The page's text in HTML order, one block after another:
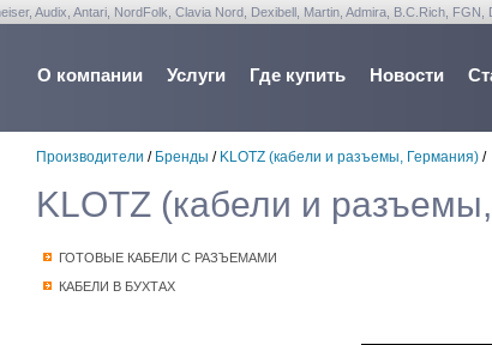
Audix, Antari, NordFolk, Clavia Nord, Dexibell, Martin, Admira, B.C.Rich, FGN,
О компании Услуги Где купить Новости
Производители / Бренды / KLOTZ (кабели и разъемы, Германия) /
KLOTZ (кабели и
ГОТОВЫЕ КАБЕЛИ С РАЗЪЕМАМИ
КАБЕЛИ В БУХТАХ